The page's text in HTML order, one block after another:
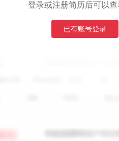
登录或注册简历后可以
已有账号登录